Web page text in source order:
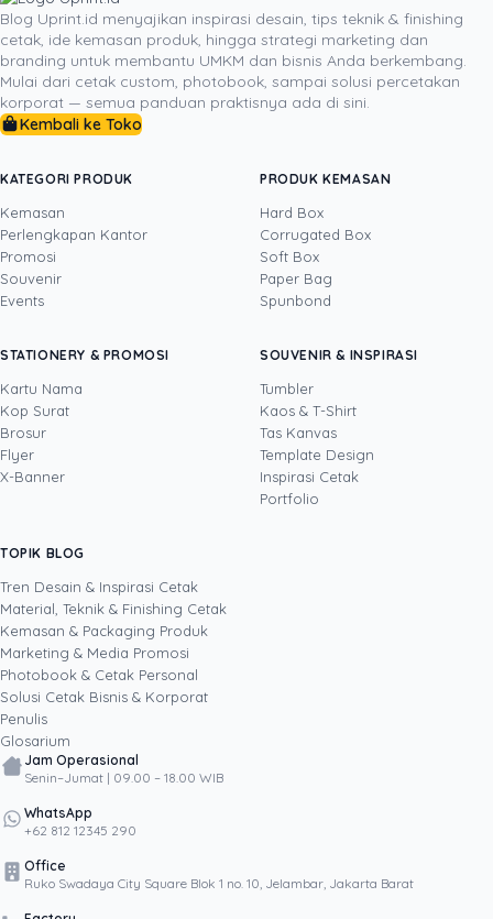
terhadap detail, menghargai kualitas, dan menjalankan
bisnis Anda dengan standar profesionalisme tertinggi.
Setiap kartu nama yang Anda berikan, setiap surat
yang Anda kirim, menjadi kesempatan untuk
memperkuat citra positif tersebut. Jadi, lihatlah kembali
kisah yang tepat tentang kehebatan merek Anda?
DITULIS OLEH
· Cofounder
Uprint.id, pakar dengan pengalaman lebih dari
20 tahun yang menguasai tiga disiplin
sekaligus: produksi percetakan dan kemasan
(offset, digital printing, quality control), digital
marketing, serta pemrograman dan AI. Ia
memahami bisnis cetak langsung dari lantai
produksi sampai baris kode, dari menghitung
sampai kemasan produk, selalu dengan
kacamata data dan dampak bisnis nyata.
Lihat profil →
Popular
Blog Uprint.id menyajikan inspirasi desain, tips teknik & finishing
cetak, ide kemasan produk, hingga strategi marketing dan
branding untuk membantu UMKM dan bisnis Anda berkembang.
Mulai dari cetak custom, photobook, sampai solusi percetakan
korporat — semua panduan praktisnya ada di sini.
Kembali ke Toko
KATEGORI PRODUK
Kemasan
Perlengkapan Kantor
Promosi
Souvenir
Events
PRODUK KEMASAN
Hard Box
Corrugated Box
Soft Box
Paper Bag
Spunbond
STATIONERY & PROMOSI
Kartu Nama
Kop Surat
Brosur
Flyer
X-Banner
SOUVENIR & INSPIRASI
Tumbler
Kaos & T-Shirt
Tas Kanvas
Template Design
Inspirasi Cetak
Portfolio
TOPIK BLOG
Tren Desain & Inspirasi Cetak
Material, Teknik & Finishing Cetak
Kemasan & Packaging Produk
Marketing & Media Promosi
Photobook & Cetak Personal
Solusi Cetak Bisnis & Korporat
Penulis
Glosarium
Jam Operasional
Senin–Jumat | 09.00 – 18.00 WIB
WhatsApp
+62 812 12345 290
Office
Ruko Swadaya City Square Blok 1 no. 10, Jelambar, Jakarta Barat